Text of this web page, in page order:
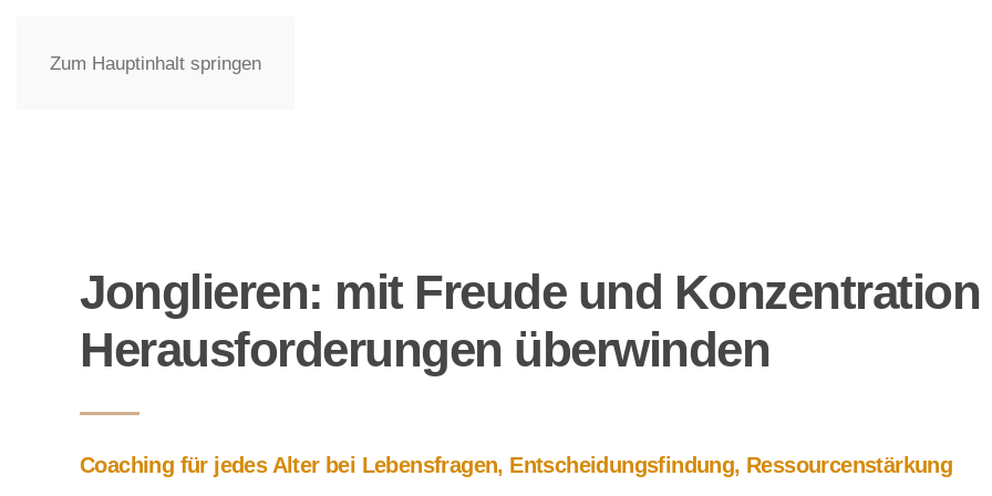
Zum Hauptinhalt springen
Jonglieren: mit Freude und Konzentration
Herausforderungen überwinden
Coaching für jedes Alter bei Lebensfragen, Entscheidungsfindung, Ressourcenstärkung